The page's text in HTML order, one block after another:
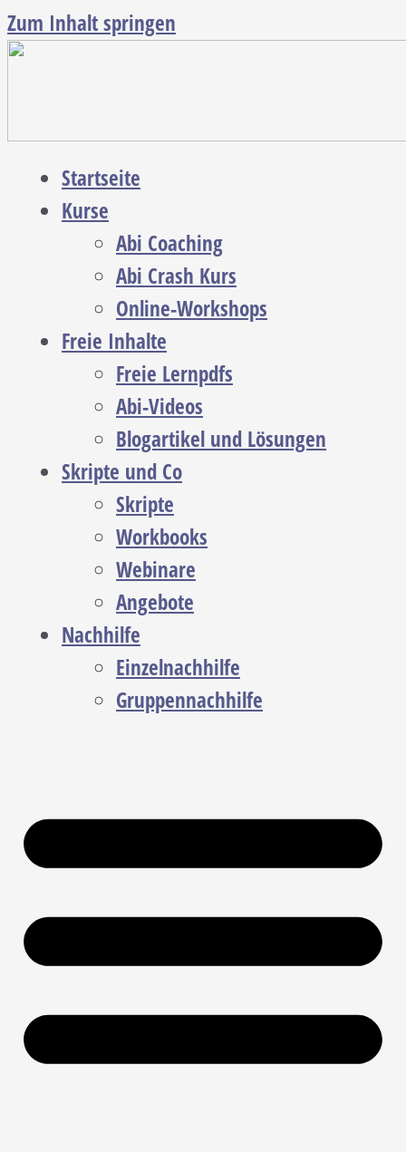
Zum Inhalt springen
Startseite
Kurse
Abi Coaching
Abi Crash Kurs
Online-Workshops
Freie Inhalte
Freie Lernpdfs
Abi-Videos
Blogartikel und Lösungen
Skripte und Co
Skripte
Workbooks
Webinare
Angebote
Nachhilfe
Einzelnachhilfe
Gruppennachhilfe